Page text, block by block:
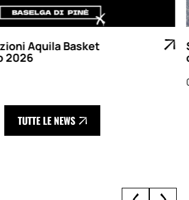
Aquila Basket
2026
TUTTE LE NEWS